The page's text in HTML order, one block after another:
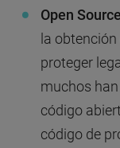
Open Source
la obtención
proteger
muchos
código
código de